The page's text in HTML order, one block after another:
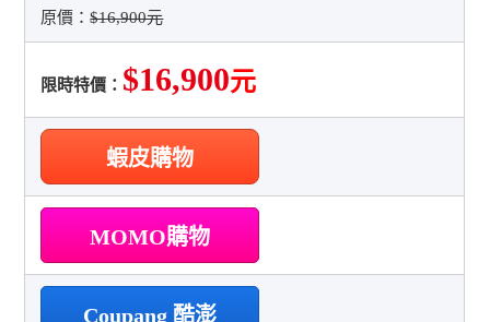
原價：$16,900元
限時特價： $16,900元
蝦皮購物
MOMO購物
Coupang 酷澎